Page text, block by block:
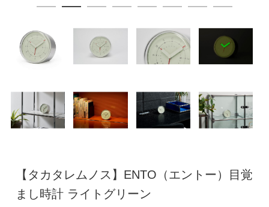
【タカタレムノス】ENTO（エントー）目覚
まし時計 ライトグリーン